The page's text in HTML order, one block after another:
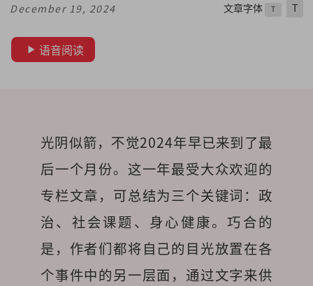
December 19, 2024 文章字体 T T
语音阅读
光阴似箭，不觉2024年早已来到了最
后一个月份。这一年最受大众欢迎的
专栏文章，可总结为三个关键词：政
治、社会课题、身心健康。巧合的
是，作者们都将自己的目光放置在各
个事件中的另一层面，通过文字来供